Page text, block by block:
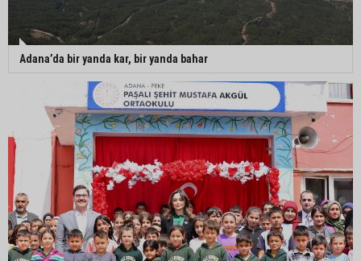
Adana’da bir yanda kar, bir yanda bahar